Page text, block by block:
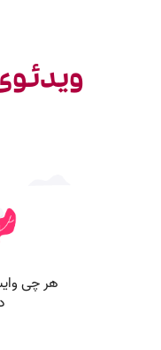
ویدئوی